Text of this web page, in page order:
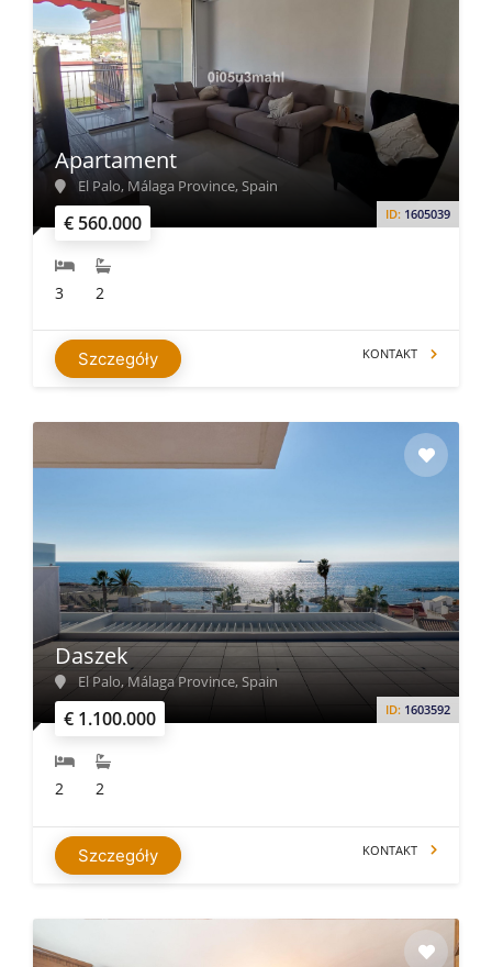
€ 560.000 ID: 1605039
Apartament
El Palo, Málaga Province, Spain
3 2
Szczegóły KONTAKT
€ 1.100.000 ID: 1603592
Daszek
El Palo, Málaga Province, Spain
2 2
Szczegóły KONTAKT